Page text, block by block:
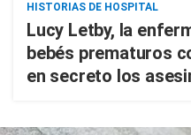
HISTORIAS DE HOSPITAL
Lucy Letby, la
bebés prematuros
en secreto los